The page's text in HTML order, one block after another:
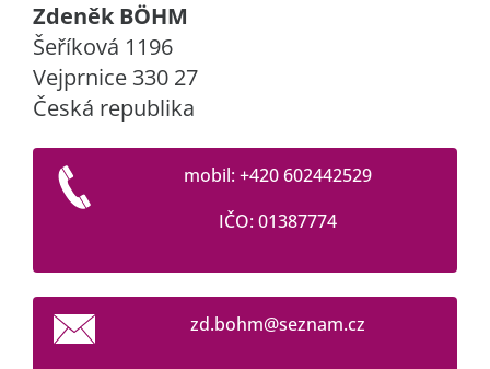
Zdeněk BÖHM
Šeříková 1196
Vejprnice 330 27
Česká republika
mobil: +420 602442529
IČO: 01387774
zd.bohm@seznam.cz